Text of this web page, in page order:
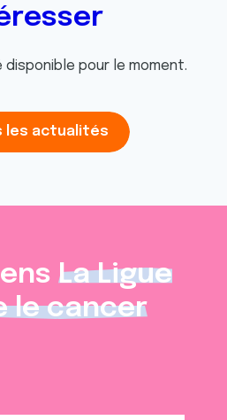
disponible pour le moment.
les actualités
La Ligue
le cancer